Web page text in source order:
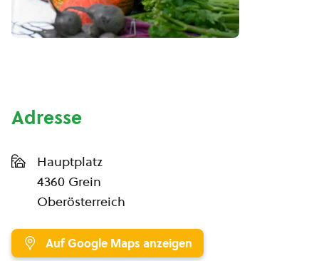
Adresse
Hauptplatz
4360 Grein
Oberösterreich
Auf Google Maps anzeigen